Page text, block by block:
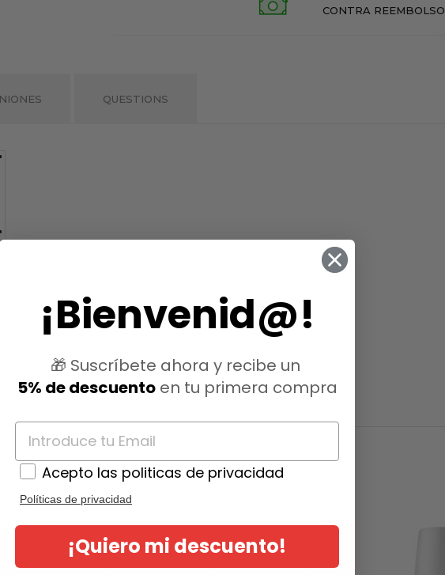
CONTRA REEMBOLSO
QUESTIONS
¡Bienvenid@!
🎁 Suscríbete ahora y recibe un
5% de descuentoen tu primera compra
Acepto las politicas de privacidad
Políticas de privacidad
¡Quiero mi descuento!